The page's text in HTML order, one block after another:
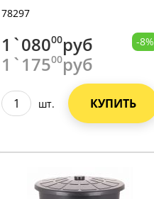
78297
1`08000руб
1`17500руб
-8%
шт. КУПИТЬ